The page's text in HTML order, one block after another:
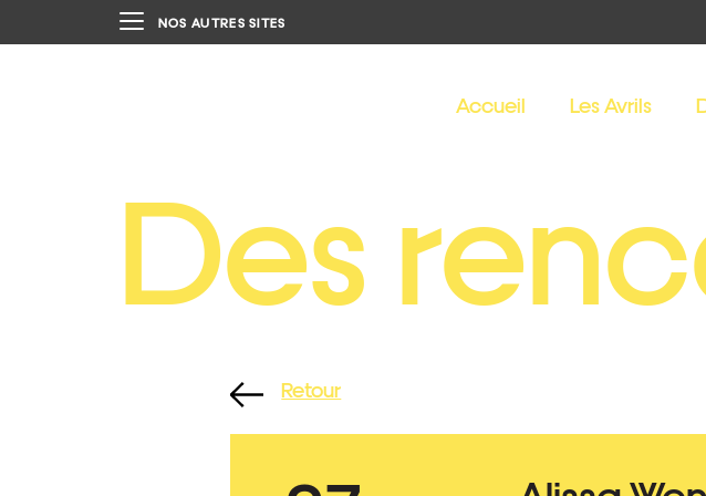
NOS AUTRES SITES
Accueil Les Avrils
Des
Retour